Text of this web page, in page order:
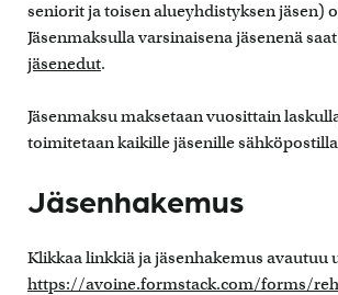
seniorit ja toisen alueyhdistyksen jäsen)
Jäsenmaksulla varsinaisena jäsenenä
jäsenedut.
Jäsenmaksu maksetaan vuosittain
toimitetaan kaikille jäsenille
Jäsenhakemus
Klikkaa linkkiä ja jäsenhakemus avautuu
https://avoine.formstack.com/forms/